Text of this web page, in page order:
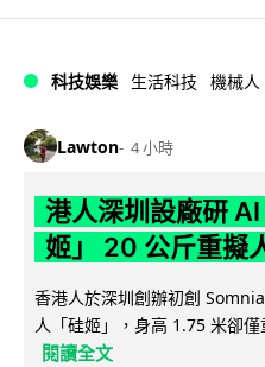
科技娛樂 生活科技 機械人
Lawton 4 小時
港人深圳設廠研
姬」 20 公斤重擬
香港人於深圳創辦初創
人「硅姬」，身高 1.75 米卻
閱讀全文